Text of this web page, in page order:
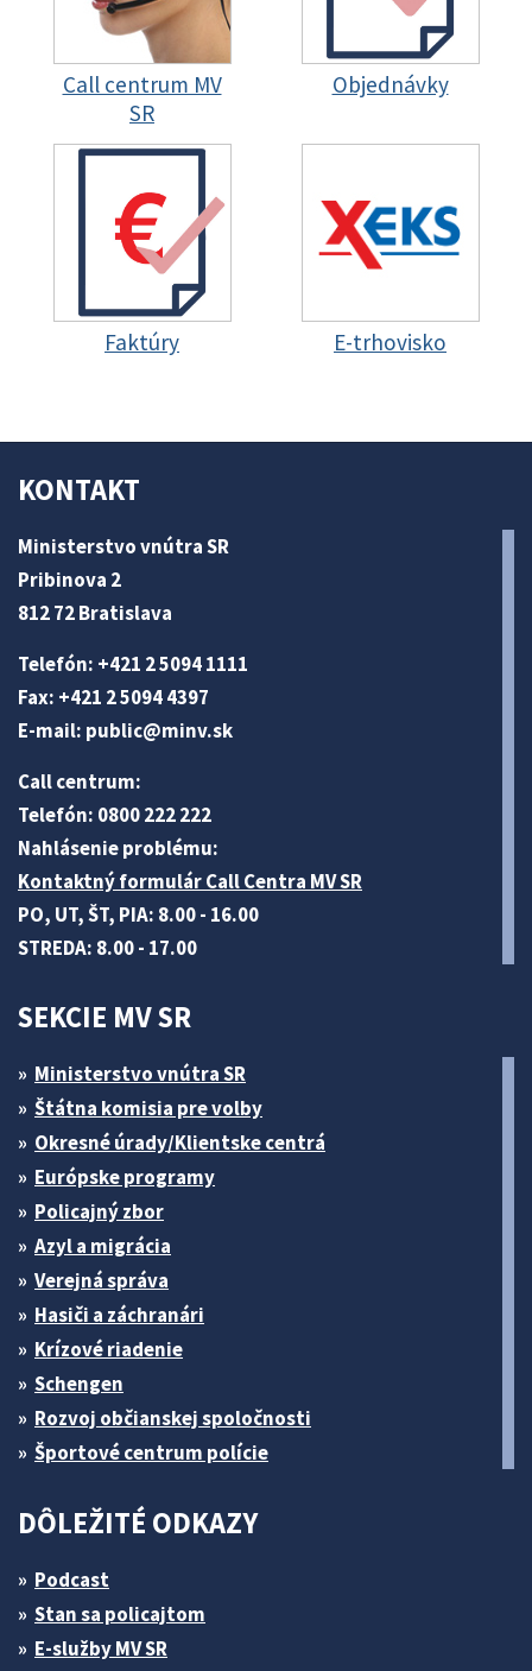
Call centrum MV
SR
Objednávky
Faktúry E-trhovisko
KONTAKT
Ministerstvo vnútra SR
Pribinova 2
812 72 Bratislava
Telefón: +421 2 5094 1111
Fax: +421 2 5094 4397
E-mail: public@minv.sk
Call centrum:
Telefón: 0800 222 222
Nahlásenie problému:
Kontaktný formulár Call Centra MV SR
PO, UT, ŠT, PIA: 8.00 - 16.00
STREDA: 8.00 - 17.00
SEKCIE MV SR
Ministerstvo vnútra SR
Štátna komisia pre volby
Okresné úrady/Klientske centrá
Európske programy
Policajný zbor
Azyl a migrácia
Verejná správa
Hasiči a záchranári
Krízové riadenie
Schengen
Rozvoj občianskej spoločnosti
Športové centrum polície
DÔLEŽITÉ ODKAZY
Podcast
Stan sa policajtom
E-služby MV SR